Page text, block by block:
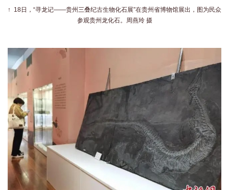
↑ 18日，“寻龙记——贵州三叠纪古生物化石展”在贵州省博物馆展出，图为民众
参观贵州龙化石。周燕玲 摄